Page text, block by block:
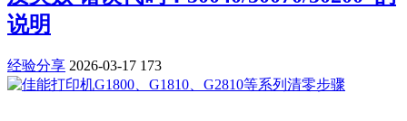
说明
经验分享 2026-03-17 173